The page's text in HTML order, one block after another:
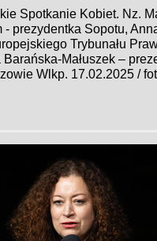
Spotkanie Kobiet. Nz.
prezydentka Sopotu,
Trybunału
Małuszek –
Wlkp. 17.02.2025 /